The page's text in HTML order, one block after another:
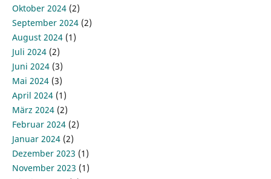
Oktober 2024 (2)
September 2024 (2)
August 2024 (1)
Juli 2024 (2)
Juni 2024 (3)
Mai 2024 (3)
April 2024 (1)
März 2024 (2)
Februar 2024 (2)
Januar 2024 (2)
Dezember 2023 (1)
November 2023 (1)